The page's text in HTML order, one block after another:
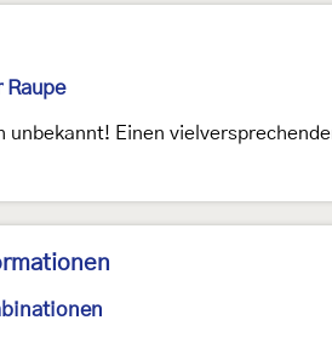
Raupe
unbekannt! Einen